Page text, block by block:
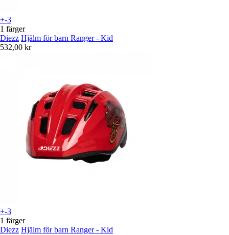
+-3
1 färger
Diezz Hjälm för barn Ranger - Kid
532,00 kr
+-3
1 färger
Diezz Hjälm för barn Ranger - Kid